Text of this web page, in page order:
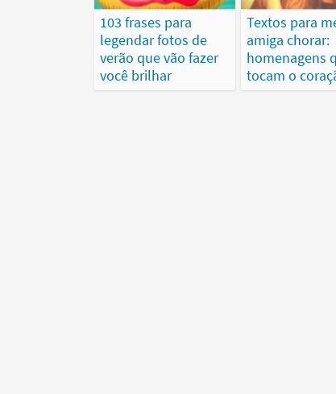
103 frases para
legendar fotos de
verão que vão fazer
você brilhar
Textos para
amiga chorar:
homenagens
tocam o